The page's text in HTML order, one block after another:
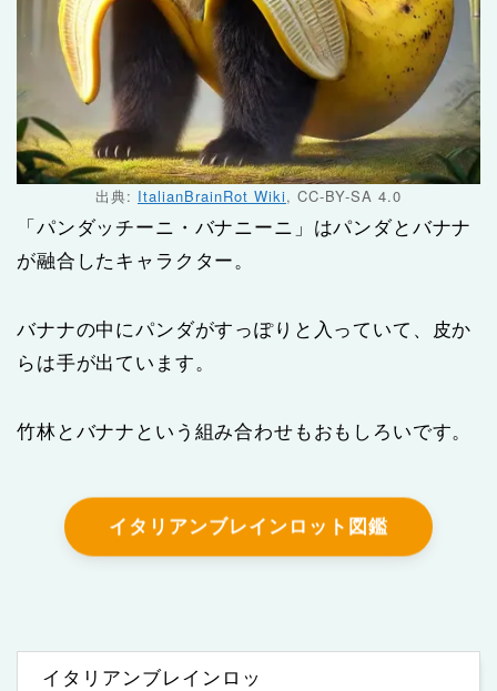
出典: ItalianBrainRot Wiki, CC-BY-SA 4.0
「パンダッチーニ・バナニーニ」はパンダとバナナ
が融合したキャラクター。
バナナの中にパンダがすっぽりと入っていて、皮か
らは手が出ています。
竹林とバナナという組み合わせもおもしろいです。
イタリアンブレインロット図鑑
イタリアンブレインロッ